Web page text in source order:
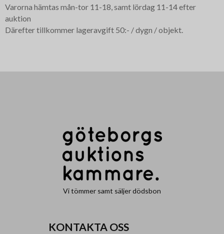
Varorna hämtas mån-tor 11-18, samt lördag 11-14 efter
auktion
Därefter tillkommer lageravgift 50:- / dygn / objekt.
Vi tömmer samt säljer dödsbon
KONTAKTA OSS